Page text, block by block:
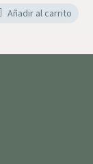
Añadir al carrito